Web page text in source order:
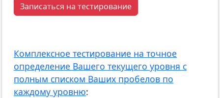
Записаться на тестирование
Комплексное тестирование на точное
определение Вашего текущего уровня с
полным списком Ваших пробелов по
каждому уровню: